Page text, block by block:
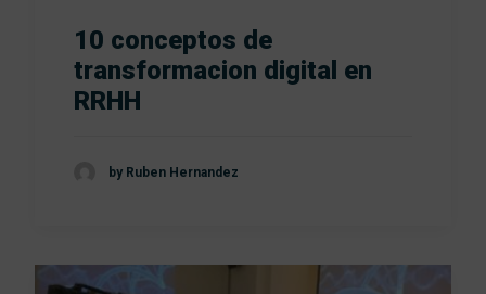
10 conceptos de
transformacion digital en
RRHH
by Ruben Hernandez